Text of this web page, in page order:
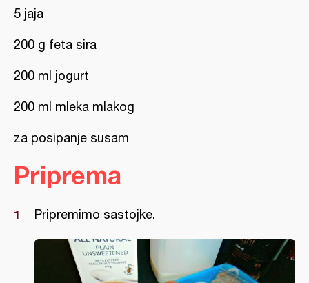
5 jaja
200 g feta sira
200 ml jogurt
200 ml mleka mlakog
za posipanje susam
Priprema
Pripremimo sastojke.